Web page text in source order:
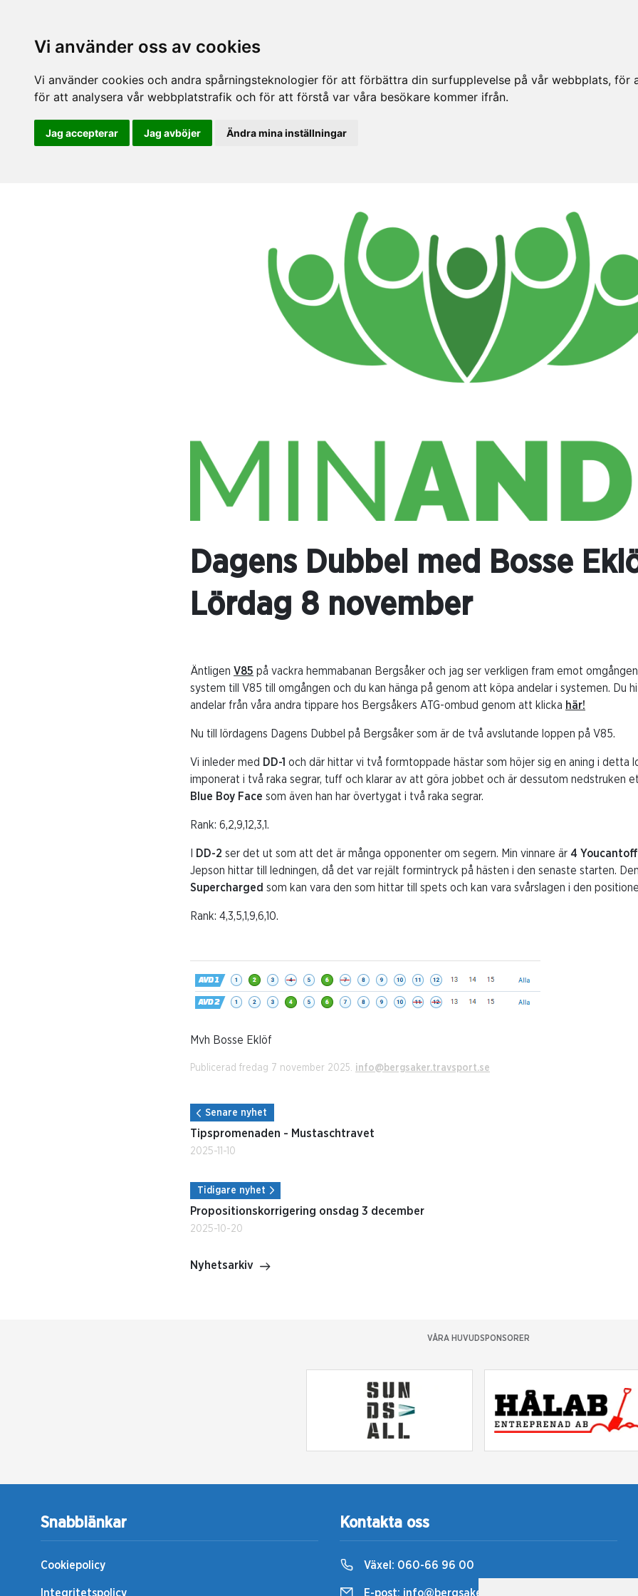
Vi använder oss av cookies
Vi använder cookies och andra spårningsteknologier för att förbättra din surfupplevelse på vår webbplats, för
för att analysera vår webbplatstrafik och för att förstå var våra besökare kommer ifrån.
Jag accepterar Jag avböjer Ändra mina inställningar
Dagens Dubbel med Bosse
Lördag 8 november
Äntligen V85 på vackra hemmabanan Bergsåker och jag ser verkligen fram emot
system till V85 till omgången och du kan hänga på genom att köpa andelar i systemen. Du
andelar från våra andra tippare hos Bergsåkers ATG-ombud genom att klicka här!
Nu till lördagens Dagens Dubbel på Bergsåker som är de två avslutande loppen på V85.
Vi inleder med DD-1 och där hittar vi två formtoppade hästar som höjer sig en aning i detta
imponerat i två raka segrar, tuff och klarar av att göra jobbet och är dessutom nedstruken
Blue Boy Face som även han har övertygat i två raka segrar.
Rank: 6,2,9,12,3,1.
DD-2 ser det ut som att det är många opponenter om segern. Min vinnare är 4
Jepson hittar till ledningen, då det var rejält formintryck på hästen i den senaste starten.
Supercharged som kan vara den som hittar till spets och kan vara svårslagen i den
Rank: 4,3,5,1,9,6,10.
Mvh Bosse Eklöf
Publicerad fredag 7 november 2025. info@bergsaker.travsport.se
Senare nyhet
Tipspromenaden - Mustaschtravet
2025-11-10
Tidigare nyhet
Propositionskorrigering onsdag 3 december
2025-10-20
Nyhetsarkiv
VÅRA HUVUDSPONSORER
Snabblänkar
Cookiepolicy
Integritetspolicy
Kontakta oss
Växel: 060-66 96 00
E-post: info@bergsaker.travsport.se